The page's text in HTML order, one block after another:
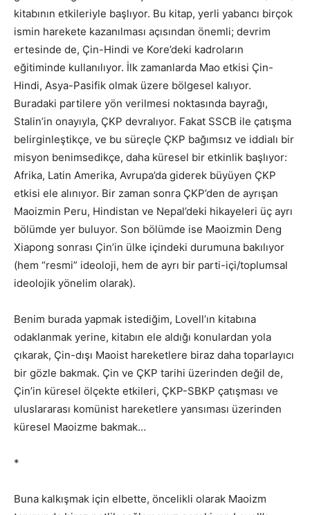
kitabının etkileriyle başlıyor. Bu kitap, yerli yabancı birçok
ismin harekete kazanılması açısından önemli; devrim
ertesinde de, Çin-Hindi ve Kore’deki kadroların
eğitiminde kullanılıyor. İlk zamanlarda Mao etkisi Çin-
Hindi, Asya-Pasifik olmak üzere bölgesel kalıyor.
Buradaki partilere yön verilmesi noktasında bayrağı,
Stalin’in onayıyla, ÇKP devralıyor. Fakat SSCB ile çatışma
belirginleştikçe, ve bu süreçle ÇKP bağımsız ve iddialı bir
misyon benimsedikçe, daha küresel bir etkinlik başlıyor:
Afrika, Latin Amerika, Avrupa’da giderek büyüyen ÇKP
etkisi ele alınıyor. Bir zaman sonra ÇKP’den de ayrışan
Maoizmin Peru, Hindistan ve Nepal’deki hikayeleri üç ayrı
bölümde yer buluyor. Son bölümde ise Maoizmin Deng
Xiapong sonrası Çin’in ülke içindeki durumuna bakılıyor
(hem “resmi” ideoloji, hem de ayrı bir parti-içi/toplumsal
ideolojik yönelim olarak).
Benim burada yapmak istediğim, Lovell’ın kitabına
odaklanmak yerine, kitabın ele aldığı konulardan yola
çıkarak, Çin-dışı Maoist hareketlere biraz daha toparlayıcı
bir gözle bakmak. Çin ve ÇKP tarihi üzerinden değil de,
Çin’in küresel ölçekte etkileri, ÇKP-SBKP çatışması ve
uluslararası komünist hareketlere yansıması üzerinden
küresel Maoizme bakmak…
*
Buna kalkışmak için elbette, öncelikli olarak Maoizm